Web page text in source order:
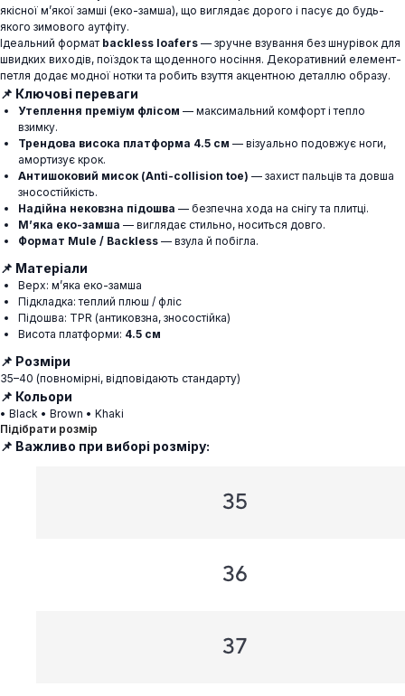
якісної м’якої замші (еко-замша), що виглядає дорого і пасує до будь-
якого зимового аутфіту.
Ідеальний формат backless loafers — зручне взування без шнурівок для
швидких виходів, поїздок та щоденного носіння. Декоративний елемент-
петля додає модної нотки та робить взуття акцентною деталлю образу.
📌 Ключові переваги
Утеплення преміум флісом — максимальний комфорт і тепло
взимку.
Трендова висока платформа 4.5 см — візуально подовжує ноги,
амортизує крок.
Антишоковий мисок (Anti-collision toe) — захист пальців та довша
зносостійкість.
Надійна нековзна підошва — безпечна хода на снігу та плитці.
М’яка еко-замша — виглядає стильно, носиться довго.
Формат Mule / Backless — взула й побігла.
📌 Матеріали
Верх: м’яка еко-замша
Підкладка: теплий плюш / фліс
Підошва: TPR (антиковзна, зносостійка)
Висота платформи: 4.5 см
📌 Розміри
35–40 (повномірні, відповідають стандарту)
📌 Кольори
• Black • Brown • Khaki
Підібрати розмір
📌 Важливо при виборі розміру: